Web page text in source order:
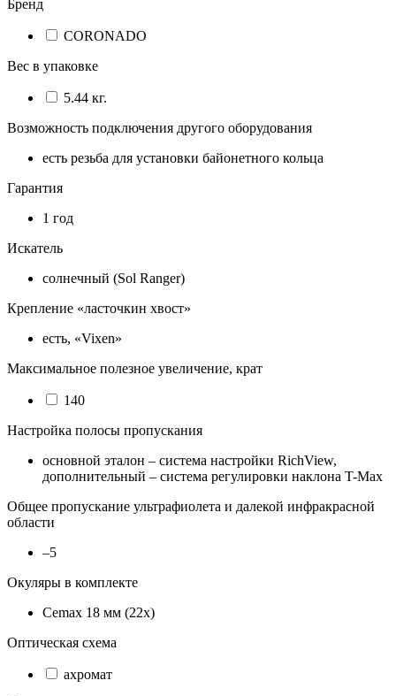
Бренд
CORONADO
Вес в упаковке
5.44 кг.
Возможность подключения другого оборудования
есть резьба для установки байонетного кольца
Гарантия
1 год
Искатель
солнечный (Sol Ranger)
Крепление «ласточкин хвост»
есть, «Vixen»
Максимальное полезное увеличение, крат
140
Настройка полосы пропускания
основной эталон – система настройки RichView,
дополнительный – система регулировки наклона T-Max
Общее пропускание ультрафиолета и далекой инфракрасной
области
–5
Окуляры в комплекте
Cemax 18 мм (22х)
Оптическая схема
ахромат